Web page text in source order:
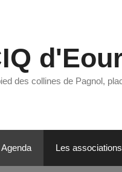
des collines de Pagnol,
Agenda Les associations